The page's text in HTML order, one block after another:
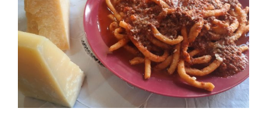
Maccheroni a Fezze di Monte San Giovanni
in Sabina